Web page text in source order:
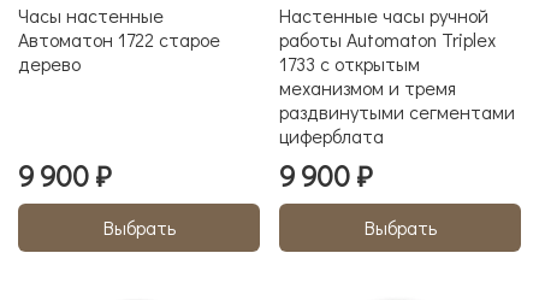
Часы настенные
Автоматон 1722 старое
дерево
9 900 ₽
Выбрать
Настенные часы ручной
работы Automaton Triplex
1733 с открытым
механизмом и тремя
раздвинутыми сегментами
циферблата
9 900 ₽
Выбрать